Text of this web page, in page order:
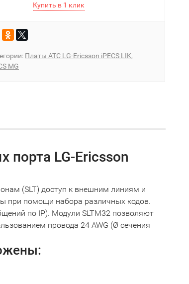
Платы АТС LG-Ericsson iPECS LIK,
MG
порта LG-Ericsson
(SLT) доступ к внешним линиям и
при помощи набора различных кодов.
по IP). Модули SLTM32 позволяют
провода 24 AWG (Ø сечения